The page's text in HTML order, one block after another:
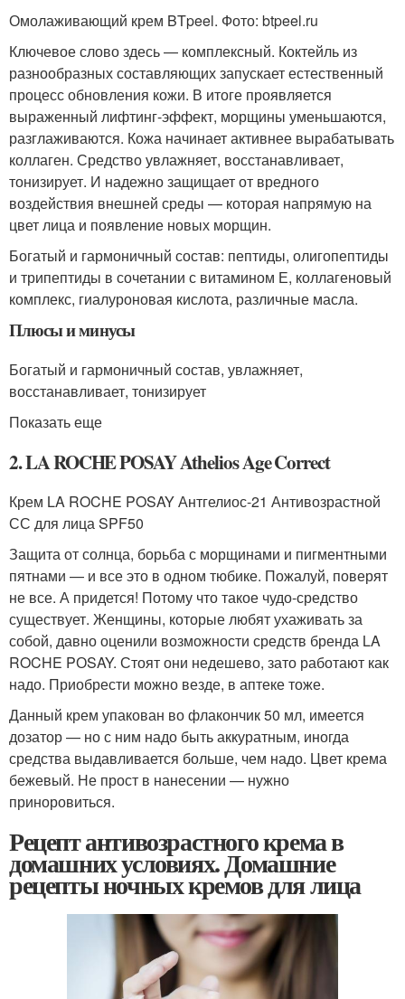
Омолаживающий крем BTpeel. Фото: btpeel.ru
Ключевое слово здесь — комплексный. Коктейль из
разнообразных составляющих запускает естественный
процесс обновления кожи. В итоге проявляется
выраженный лифтинг-эффект, морщины уменьшаются,
разглаживаются. Кожа начинает активнее вырабатывать
коллаген. Средство увлажняет, восстанавливает,
тонизирует. И надежно защищает от вредного
воздействия внешней среды — которая напрямую на
цвет лица и появление новых морщин.
Богатый и гармоничный состав: пептиды, олигопептиды
и трипептиды в сочетании с витамином Е, коллагеновый
комплекс, гиалуроновая кислота, различные масла.
Плюсы и минусы
Богатый и гармоничный состав, увлажняет,
восстанавливает, тонизирует
Показать еще
2. LA ROCHE POSAY Athelios Age Correct
Крем LA ROCHE POSAY Антгелиос-21 Антивозрастной
СС для лица SPF50
Защита от солнца, борьба с морщинами и пигментными
пятнами — и все это в одном тюбике. Пожалуй, поверят
не все. А придется! Потому что такое чудо-средство
существует. Женщины, которые любят ухаживать за
собой, давно оценили возможности средств бренда LA
ROCHE PОSAY. Стоят они недешево, зато работают как
надо. Приобрести можно везде, в аптеке тоже.
Данный крем упакован во флакончик 50 мл, имеется
дозатор — но с ним надо быть аккуратным, иногда
средства выдавливается больше, чем надо. Цвет крема
бежевый. Не прост в нанесении — нужно
приноровиться.
Рецепт антивозрастного крема в
домашних условиях. Домашние
рецепты ночных кремов для лица